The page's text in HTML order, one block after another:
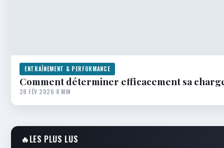
ENTRAÎNEMENT & PERFORMANCE
Comment déterminer efficacement sa
28 FÉV 2026·8 MIN
🔥LES PLUS LUS